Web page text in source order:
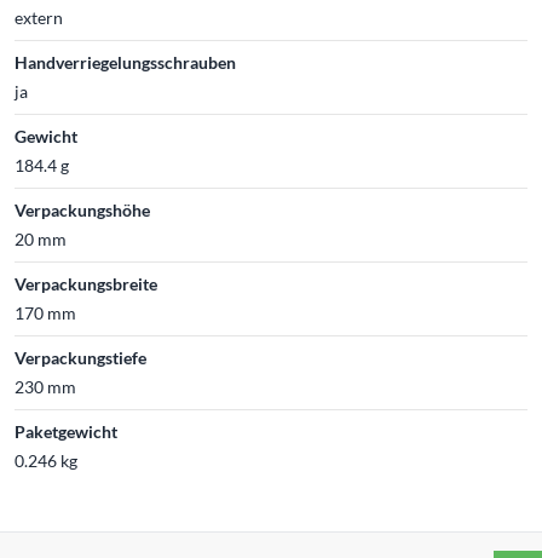
extern
Handverriegelungsschrauben
ja
Gewicht
184.4 g
Verpackungshöhe
20 mm
Verpackungsbreite
170 mm
Verpackungstiefe
230 mm
Paketgewicht
0.246 kg